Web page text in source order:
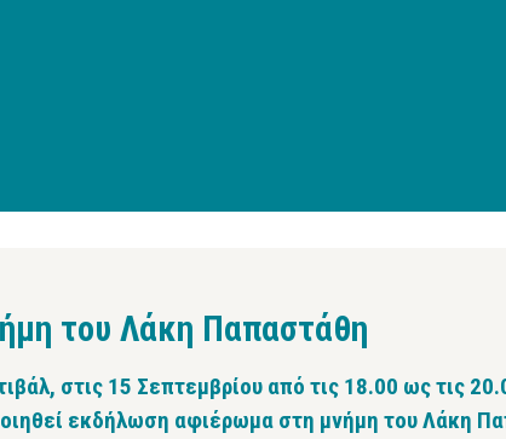
του Λάκη Παπαστάθη
στις 15 Σεπτεμβρίου από τις 18.00 ως τις
εκδήλωση αφιέρωμα στη μνήμη του Λάκη